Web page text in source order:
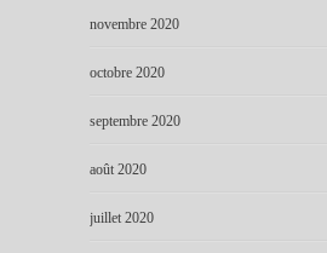
novembre 2020
octobre 2020
septembre 2020
août 2020
juillet 2020